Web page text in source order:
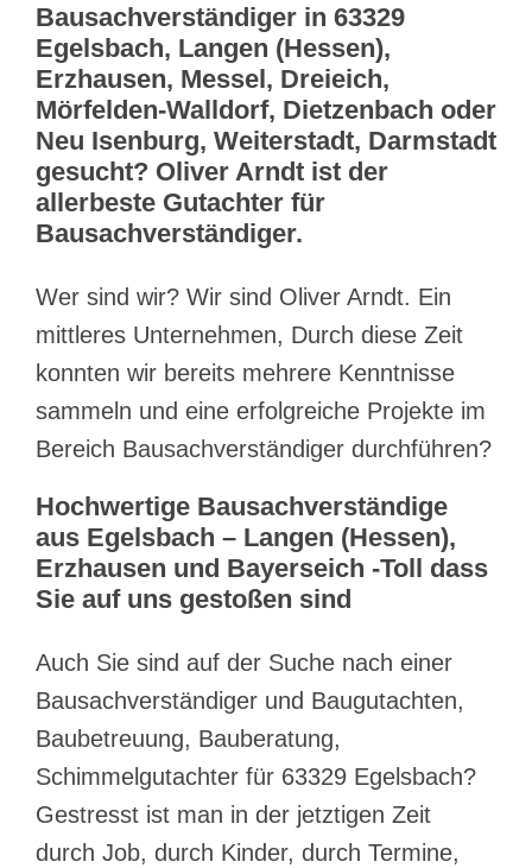
Bausachverständiger in 63329
Egelsbach, Langen (Hessen),
Erzhausen, Messel, Dreieich,
Mörfelden-Walldorf, Dietzenbach oder
Neu Isenburg, Weiterstadt, Darmstadt
gesucht? Oliver Arndt ist der
allerbeste Gutachter für
Bausachverständiger.
Wer sind wir? Wir sind Oliver Arndt. Ein
mittleres Unternehmen, Durch diese Zeit
konnten wir bereits mehrere Kenntnisse
sammeln und eine erfolgreiche Projekte im
Bereich Bausachverständiger durchführen?
Hochwertige Bausachverständige
aus Egelsbach – Langen (Hessen),
Erzhausen und Bayerseich -Toll dass
Sie auf uns gestoßen sind
Auch Sie sind auf der Suche nach einer
Bausachverständiger und Baugutachten,
Baubetreuung, Bauberatung,
Schimmelgutachter für 63329 Egelsbach?
Gestresst ist man in der jetztigen Zeit
durch Job, durch Kinder, durch Termine,